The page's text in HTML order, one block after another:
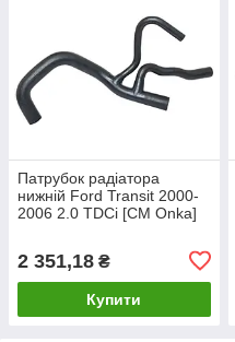
Патрубок радіатора
нижній Ford Transit 2000-
2006 2.0 TDCi [СМ Onka]
2 351,18 ₴
Купити